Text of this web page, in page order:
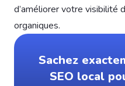
d’améliorer votre visibilité
organiques.
Sachez
SEO local